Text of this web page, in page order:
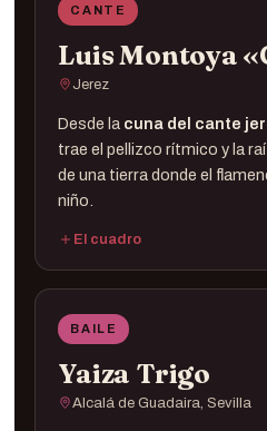
CANTE
Luis Montoya
Jerez
Desde la cuna del cante
trae el pellizco rítmico y la
de una tierra donde el
niño.
El cuadro
Cante · Luis Montoya
Compás ·
BAILE
Yaiza Trigo
Alcalá de Guadaira, Sevilla